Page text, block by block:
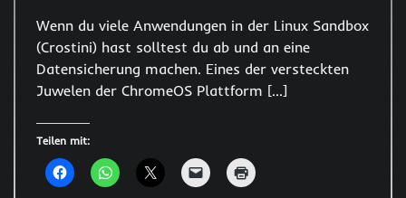
Wenn du viele Anwendungen in der Linux Sandbox
(Crostini) hast solltest du ab und an eine
Datensicherung machen. Eines der versteckten
Juwelen der ChromeOS Plattform […]
Teilen mit: